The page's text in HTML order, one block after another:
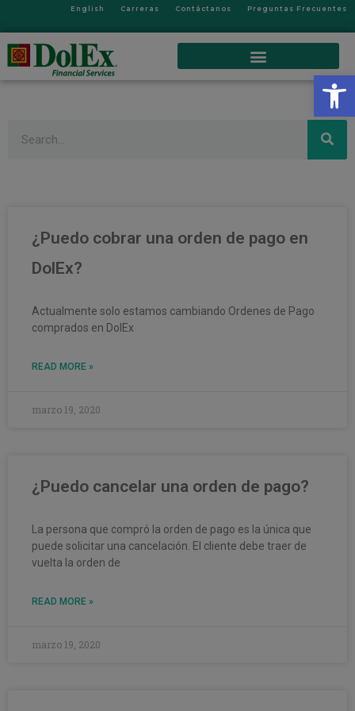
English Carreras Contáctanos Preguntas Frecuentes
¿Puedo cobrar una orden de pago en
DolEx?
Actualmente solo estamos cambiando Ordenes de Pago
comprados en DolEx
READ MORE »
marzo 19, 2020
¿Puedo cancelar una orden de pago?
La persona que compró la orden de pago es la única que
puede solicitar una cancelación. El cliente debe traer de
vuelta la orden de
READ MORE »
marzo 19, 2020